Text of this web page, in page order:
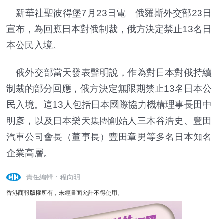
新華社聖彼得堡7月23日電 俄羅斯外交部23日
宣布，為回應日本對俄制裁，俄方決定禁止13名日
本公民入境。
俄外交部當天發表聲明說，作為對日本對俄持續
制裁的部分回應，俄方決定無限期禁止13名日本公
民入境。這13人包括日本國際協力機構理事長田中
明彥，以及日本樂天集團創始人三木谷浩史、豐田
汽車公司會長（董事長）豐田章男等多名日本知名
企業高層。
責任編輯：程向明
香港商報版權所有，未經書面允許不得使用。